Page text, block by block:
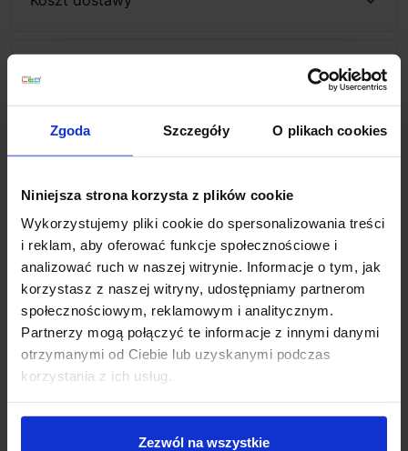
Zgoda Szczegóły O plikach cookies
Niniejsza strona korzysta z plików cookie
Wykorzystujemy pliki cookie do spersonalizowania treści
i reklam, aby oferować funkcje społecznościowe i
analizować ruch w naszej witrynie. Informacje o tym, jak
korzystasz z naszej witryny, udostępniamy partnerom
społecznościowym, reklamowym i analitycznym.
Partnerzy mogą połączyć te informacje z innymi danymi
otrzymanymi od Ciebie lub uzyskanymi podczas
korzystania z ich usług.
Zezwól na wszystkie
Opis
Paulmann ARNEB 708.78, 708.79to propozycja
oświetlenia łazienkowego o zwiększonym stopniu
szczelności IP44, idealna jako oświetlenie luster. Lampa
wykonana jest z aluminium w 2 kolorach do wyboru:
biały i chrom. Jako źródło światła zastosowano w niej
diody LED o mocy 9W i ciepłej barwie światła 3000K.
Lampa gwarantuje jednolite światło w łazience.
Dane techniczne:
Źródło światła: LED
Ilość źródeł światła 1